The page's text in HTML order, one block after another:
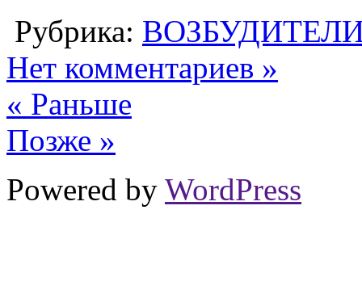
Рубрика:
Нет комментариев »
« Раньше
Позже »
Powered by WordPress